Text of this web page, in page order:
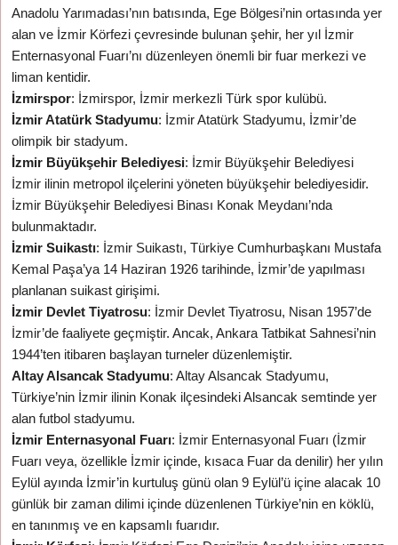
Anadolu Yarımadası’nın batısında, Ege Bölgesi’nin ortasında yer
alan ve İzmir Körfezi çevresinde bulunan şehir, her yıl İzmir
Enternasyonal Fuarı’nı düzenleyen önemli bir fuar merkezi ve
liman kentidir.
İzmirspor: İzmirspor, İzmir merkezli Türk spor kulübü.
İzmir Atatürk Stadyumu: İzmir Atatürk Stadyumu, İzmir’de
olimpik bir stadyum.
İzmir Büyükşehir Belediyesi: İzmir Büyükşehir Belediyesi
İzmir ilinin metropol ilçelerini yöneten büyükşehir belediyesidir.
İzmir Büyükşehir Belediyesi Binası Konak Meydanı’nda
bulunmaktadır.
İzmir Suikastı: İzmir Suikastı, Türkiye Cumhurbaşkanı Mustafa
Kemal Paşa’ya 14 Haziran 1926 tarihinde, İzmir’de yapılması
planlanan suikast girişimi.
İzmir Devlet Tiyatrosu: İzmir Devlet Tiyatrosu, Nisan 1957’de
İzmir’de faaliyete geçmiştir. Ancak, Ankara Tatbikat Sahnesi’nin
1944’ten itibaren başlayan turneler düzenlemiştir.
Altay Alsancak Stadyumu: Altay Alsancak Stadyumu,
Türkiye’nin İzmir ilinin Konak ilçesindeki Alsancak semtinde yer
alan futbol stadyumu.
İzmir Enternasyonal Fuarı: İzmir Enternasyonal Fuarı (İzmir
Fuarı veya, özellikle İzmir içinde, kısaca Fuar da denilir) her yılın
Eylül ayında İzmir’in kurtuluş günü olan 9 Eylül’ü içine alacak 10
günlük bir zaman dilimi içinde düzenlenen Türkiye’nin en köklü,
en tanınmış ve en kapsamlı fuarıdır.